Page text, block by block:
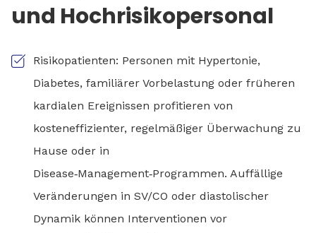
und Hochrisikopersonal
Risikopatienten: Personen mit Hypertonie,
Diabetes, familiärer Vorbelastung oder früheren
kardialen Ereignissen profitieren von
kosteneffizienter, regelmäßiger Überwachung zu
Hause oder in
Disease‑Management‑Programmen. Auffällige
Veränderungen in SV/CO oder diastolischer
Dynamik können Interventionen vor